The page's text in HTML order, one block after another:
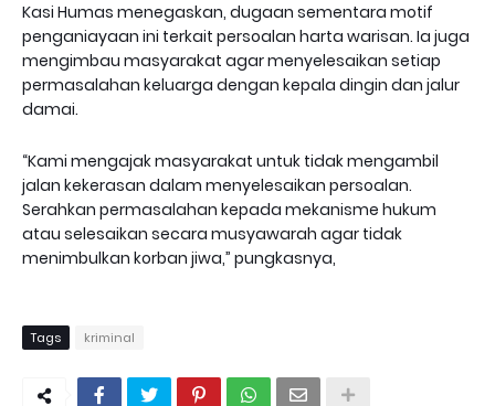
Kasi Humas menegaskan, dugaan sementara motif
penganiayaan ini terkait persoalan harta warisan. Ia juga
mengimbau masyarakat agar menyelesaikan setiap
permasalahan keluarga dengan kepala dingin dan jalur
damai.
“Kami mengajak masyarakat untuk tidak mengambil
jalan kekerasan dalam menyelesaikan persoalan.
Serahkan permasalahan kepada mekanisme hukum
atau selesaikan secara musyawarah agar tidak
menimbulkan korban jiwa,” pungkasnya,
Tags kriminal